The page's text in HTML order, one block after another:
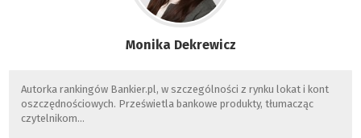
Monika Dekrewicz
Autorka rankingów Bankier.pl, w szczególności z rynku lokat i kont
oszczędnościowych. Prześwietla bankowe produkty, tłumacząc
czytelnikom…